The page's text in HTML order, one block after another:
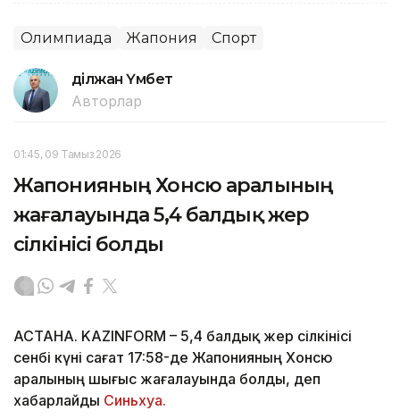
Олимпиада Жапония Спорт
Әділжан Үмбет
Авторлар
01:45, 09 Тамыз 2026
Жапонияның Хонсю аралының
жағалауында 5,4 балдық жер
сілкінісі болды
АСТАНА. KAZINFORM – 5,4 балдық жер сілкінісі
сенбі күні сағат 17:58-де Жапонияның Хонсю
аралының шығыс жағалауында болды, деп
хабарлайды Синьхуа.